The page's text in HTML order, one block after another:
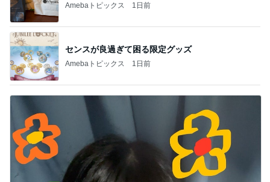
Amebaトピックス 1日前
センスが良過ぎて困る限定グッズ
Amebaトピックス 1日前